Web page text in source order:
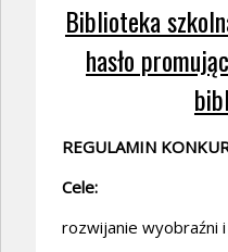
Biblioteka
hasło
REGULAMIN
Cele:
rozwijanie wyobraźni